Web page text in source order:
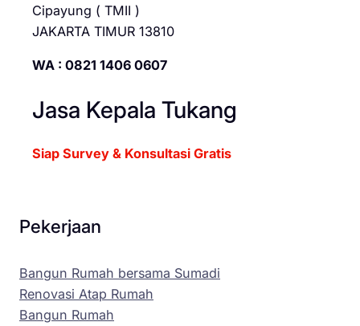
Cipayung ( TMII )
JAKARTA TIMUR 13810
WA : 0821 1406 0607
Jasa Kepala Tukang
Siap Survey & Konsultasi Gratis
Pekerjaan
Bangun Rumah bersama Sumadi
Renovasi Atap Rumah
Bangun Rumah